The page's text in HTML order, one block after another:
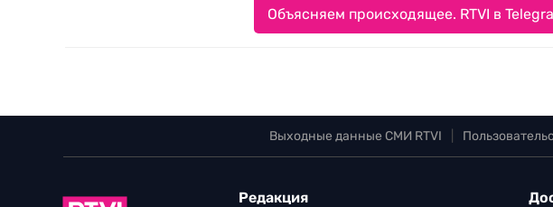
Объясняем происходящее. RTVI в
Выходные данные СМИ RTVI
Редакция